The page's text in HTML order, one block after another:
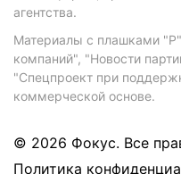
агентства.
Материалы с плашками
компаний", "Новости
"Спецпроект при
коммерческой основе.
© 2026 Фокус. Все
Политика